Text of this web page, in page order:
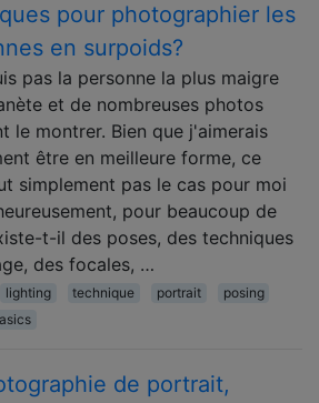
pour photographier les
en surpoids?
pas la personne la plus maigre
et de nombreuses photos
le montrer. Bien que j'aimerais
être en meilleure forme, ce
simplement pas le cas pour moi
pour beaucoup de
t-il des poses, des techniques
des focales, …
lighting technique portrait
posing
de portrait,